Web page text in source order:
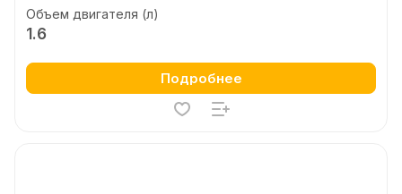
Объем двигателя (л)
1.6
Подробнее